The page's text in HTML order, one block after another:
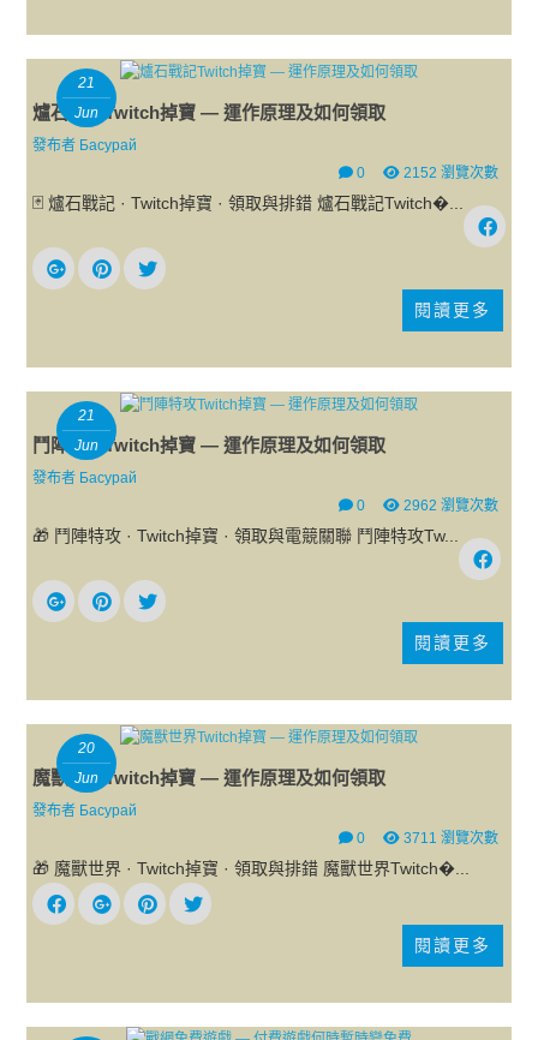
21
Jun
爐石戰記Twitch掉寶 — 運作原理及如何領取
發布者 Басурай
0
2152 瀏覽次數
🃏 爐石戰記 · Twitch掉寶 · 領取與排錯 爐石戰記Twitch�...
閱讀更多
21
Jun
鬥陣特攻Twitch掉寶 — 運作原理及如何領取
發布者 Басурай
0
2962 瀏覽次數
🎁 鬥陣特攻 · Twitch掉寶 · 領取與電競關聯 鬥陣特攻Tw...
閱讀更多
20
Jun
魔獸世界Twitch掉寶 — 運作原理及如何領取
發布者 Басурай
0
3711 瀏覽次數
🎁 魔獸世界 · Twitch掉寶 · 領取與排錯 魔獸世界Twitch�...
閱讀更多